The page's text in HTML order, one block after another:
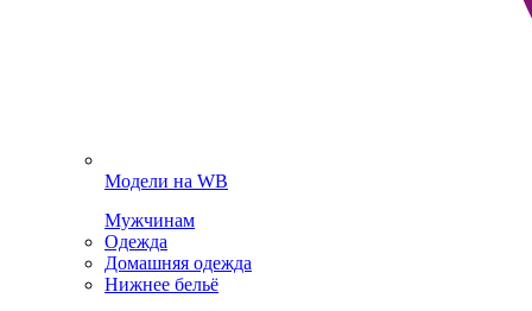
Модели на WB
Мужчинам
Одежда
Домашняя одежда
Нижнее бельё